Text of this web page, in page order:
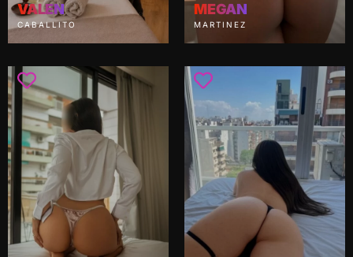
VALEN
CABALLITO
MEGAN
MARTINEZ